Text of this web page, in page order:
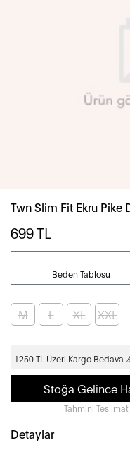
Twn Slim Fit Ekru Pike
699TL
Beden Tablosu
M L XL XXL
1250 TL Üzeri Kargo Bedava
Stoğa Gelince
Tahmini Teslimat
Detaylar